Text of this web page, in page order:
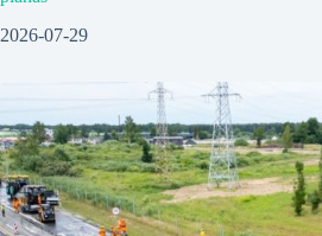
2026-07-29